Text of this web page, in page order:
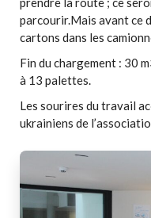
parcourir.Mais avant ce
cartons dans les
Fin du chargement : 30
à 13 palettes.
Les sourires du travail
ukrainiens de